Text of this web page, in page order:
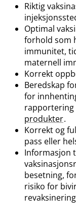
Riktig
Optimal
forhold som
immunitet,
maternell
Korrekt
Beredskap
for
rapportering
produkter.
Korrekt og
pass eller
Informasjon
besetning,
risiko for